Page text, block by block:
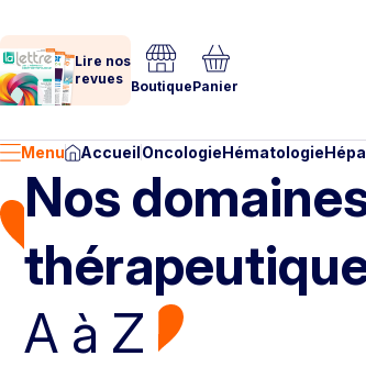
Lire nos
revues BoutiquePanier
Menu AccueilOncologieHématologie
Nos
A à Z